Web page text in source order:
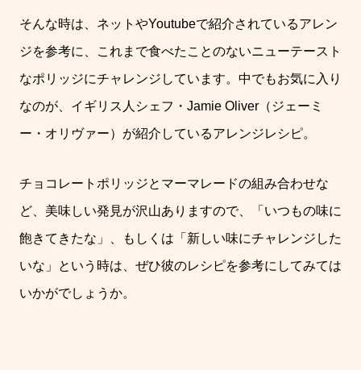
そんな時は、ネットやYoutubeで紹介されているアレン
ジを参考に、これまで食べたことのないニューテースト
なポリッジにチャレンジしています。 中でもお気に入り
なのが、イギリス人シェフ・ Jamie Oliver （ジェーミ
ー・オリヴァー）が紹介しているアレンジレシピ。
チョコレートポリッジとマーマレードの組み合わせな
ど、美味しい発見が沢山ありますので、「いつもの味に
飽きてきたな」、もしくは「新しい味にチャレンジした
いな」という時は、ぜひ彼のレシピを参考にしてみては
いかがでしょうか。